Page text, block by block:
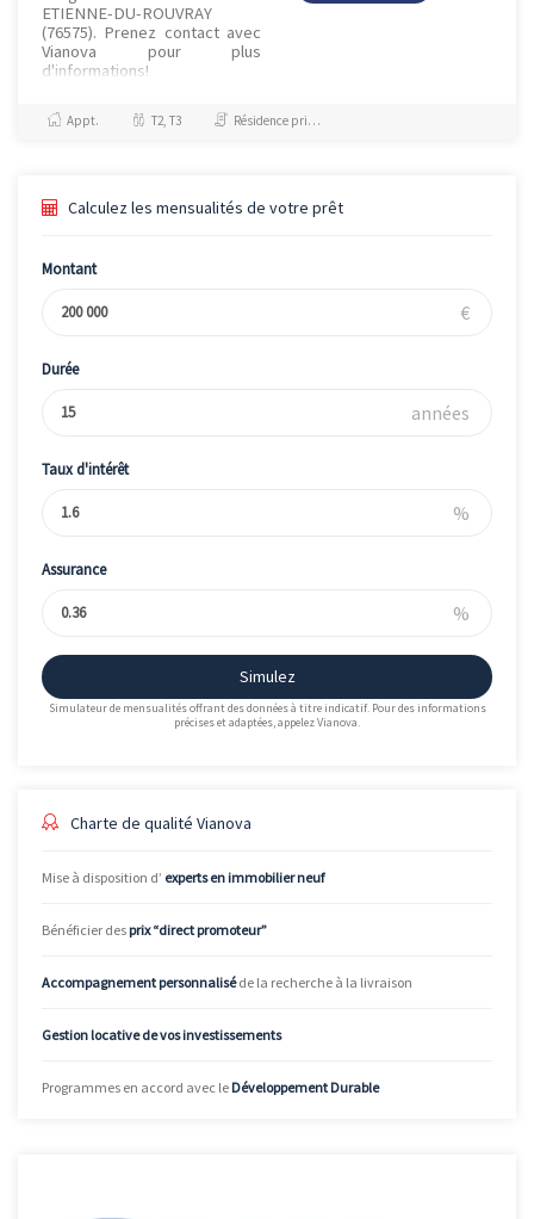
ETIENNE-DU-ROUVRAY
(76575). Prenez contact avec
Vianova pour plus
d'informations!
Appt. T2, T3 Résidence principale / PTZ
Calculez les mensualités de votre prêt
Montant
€
Durée
années
Taux d'intérêt
%
Assurance
%
Simulez
Simulateur de mensualités offrant des données à titre indicatif. Pour des informations
précises et adaptées, appelez Vianova.
Charte de qualité Vianova
Mise à disposition d’ experts en immobilier neuf
Bénéficier des prix “direct promoteur”
Accompagnement personnaliséde la recherche à la livraison
Gestion locative de vos investissements
Programmes en accord avec le Développement Durable